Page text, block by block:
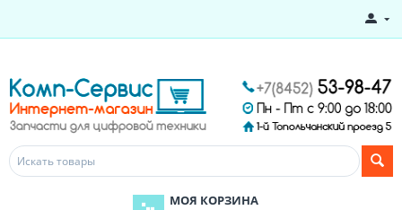
МОЯ КОРЗИНА